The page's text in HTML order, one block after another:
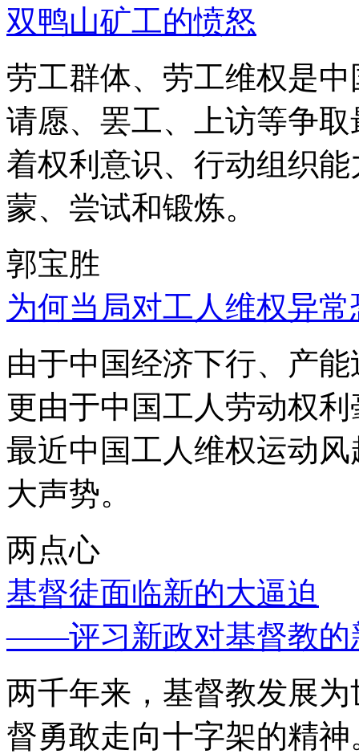
双鸭山矿工的愤怒
劳工群体、劳工维权是
请愿、罢工、上访等争
着权利意识、行动组织
蒙、尝试和锻炼。
郭宝胜
为何当局对工人维权异
由于中国经济下行、产
更由于中国工人劳动权
最近中国工人维权运动
大声势。
两点心
基督徒面临新的大逼迫
——评习新政对基督教的
两千年来，基督教发展
督勇敢走向十字架的精